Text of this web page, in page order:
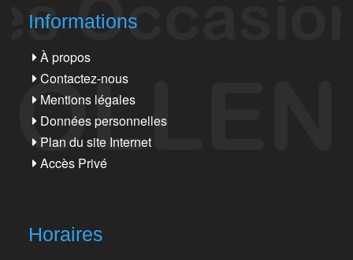
Informations
À propos
Contactez-nous
Mentions légales
Données personnelles
Plan du site Internet
Accès Privé
Horaires